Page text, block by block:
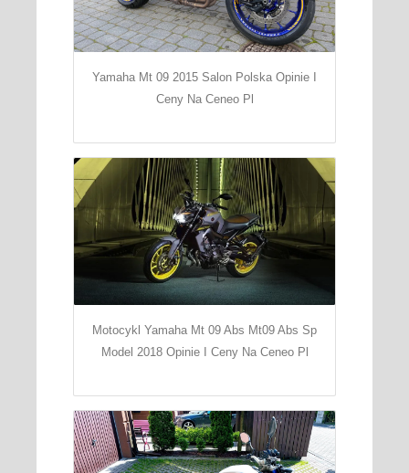
Yamaha Mt 09 2015 Salon Polska Opinie I
Ceny Na Ceneo Pl
Motocykl Yamaha Mt 09 Abs Mt09 Abs Sp
Model 2018 Opinie I Ceny Na Ceneo Pl